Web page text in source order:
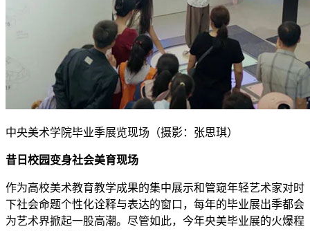
中央美术学院毕业季展览现场（摄影：张思琪）
昔日校园变身社会美育现场
作为高校美术教育教学成果的集中展示和管窥年轻艺术家对时
下社会命题个性化诠释与表达的窗口，每年的毕业展出季都会
为艺术界掀起一股高潮。尽管如此，今年央美毕业展的火爆程